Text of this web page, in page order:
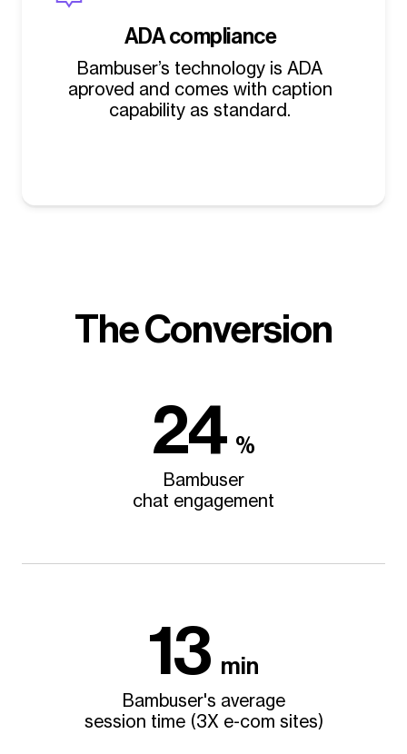
ADA compliance
Bambuser’s technology is ADA
aproved and comes with caption
capability as standard.
The Conversion
24 %
Bambuser
chat engagement
13 min
Bambuser's average
session time (3X e-com sites)